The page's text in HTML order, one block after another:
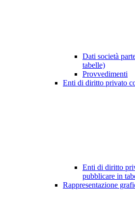
Dati società
tabelle)
Provvedimenti
Enti di diritto privato
Enti di diritto
pubblicare in
Rappresentazione